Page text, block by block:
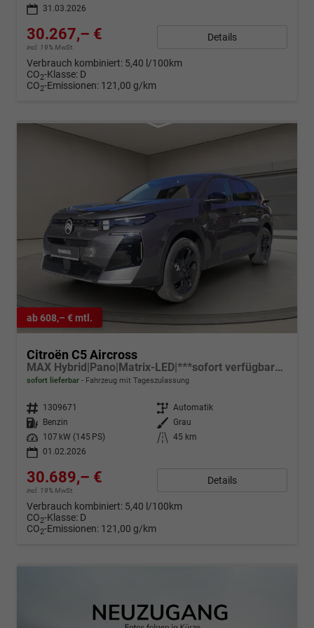
31.03.2026
30.267,– €
incl. 19% MwSt.
Details
Verbrauch kombiniert: 5,40 l/100km
CO2-Klasse: D
CO2-Emissionen: 121,00 g/km
ab 608,– € mtl.
Citroën C5 Aircross
MAX Hybrid|Pano|Matrix-LED|***sofort verfügbar***
sofort lieferbar Fahrzeug mit Tageszulassung
Fahrzeugnr. 1309671 Getriebe Automatik
Kraftstoff
Benzin Außenfarbe
Grau
Leistung
107 kW (145 PS) Kilometerstand
45 km
01.02.2026
30.689,– €
incl. 19% MwSt.
Details
Verbrauch kombiniert: 5,40 l/100km
CO2-Klasse: D
CO2-Emissionen: 121,00 g/km